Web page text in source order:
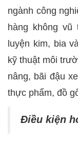
ngành công
hàng không vũ
luyện kim, bia
kỹ thuật môi
nâng, bãi đậu
thực phẩm, đồ
Điều kiện